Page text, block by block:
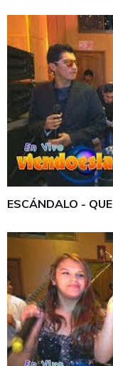
ESCÁNDALO -